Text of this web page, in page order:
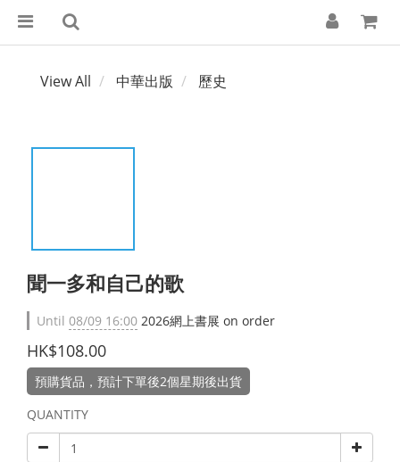
View All 中華出版 歷史
聞一多和自己的歌
Until 08/09 16:00 2026網上書展 on order
HK$108.00
預購貨品，預計下單後2個星期後出貨
QUANTITY